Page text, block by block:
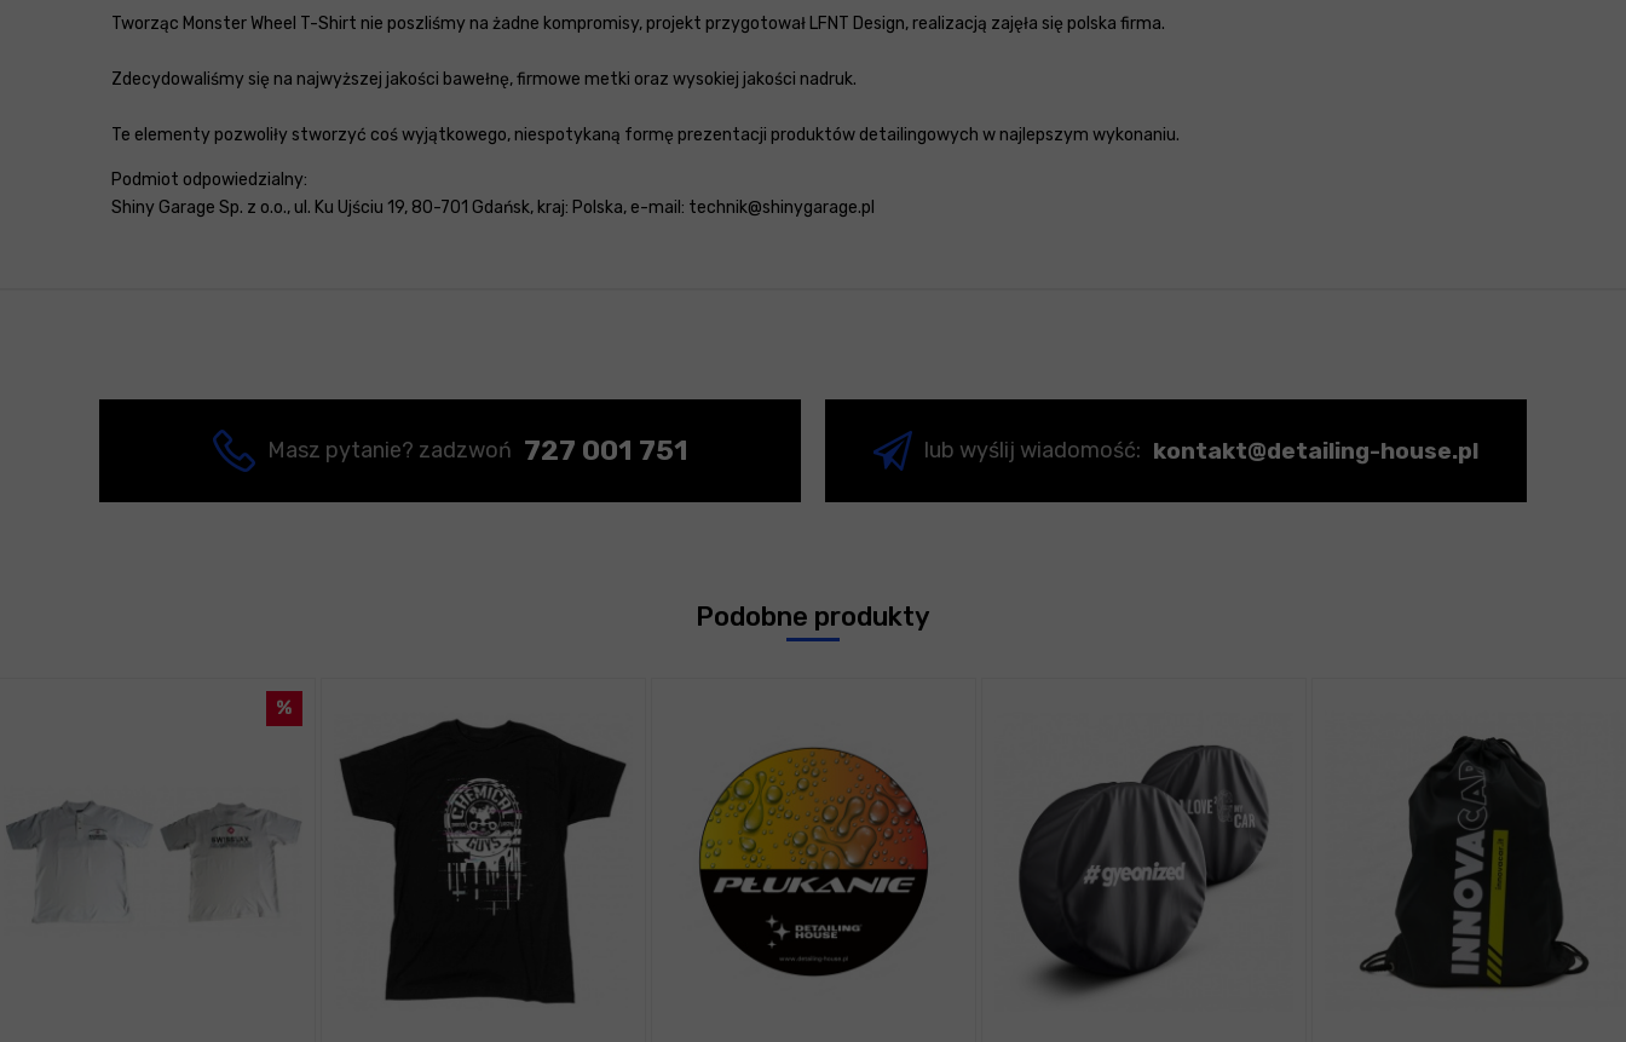
Tworząc Monster Wheel T-Shirt nie poszliśmy na żadne kompromisy, projekt przygotował LFNT Design, realizacją zajęła się polska firma.
Zdecydowaliśmy się na najwyższej jakości bawełnę, firmowe metki oraz wysokiej jakości nadruk.
Te elementy pozwoliły stworzyć coś wyjątkowego, niespotykaną formę prezentacji produktów detailingowych w najlepszym wykonaniu.
Podmiot odpowiedzialny:
Shiny Garage Sp. z o.o., ul. Ku Ujściu 19, 80-701 Gdańsk, kraj: Polska, e-mail: technik@shinygarage.pl
Masz pytanie? zadzwoń 727 001 751 lub wyślij wiadomość: kontakt@detailing-house.pl
Podobne produkty